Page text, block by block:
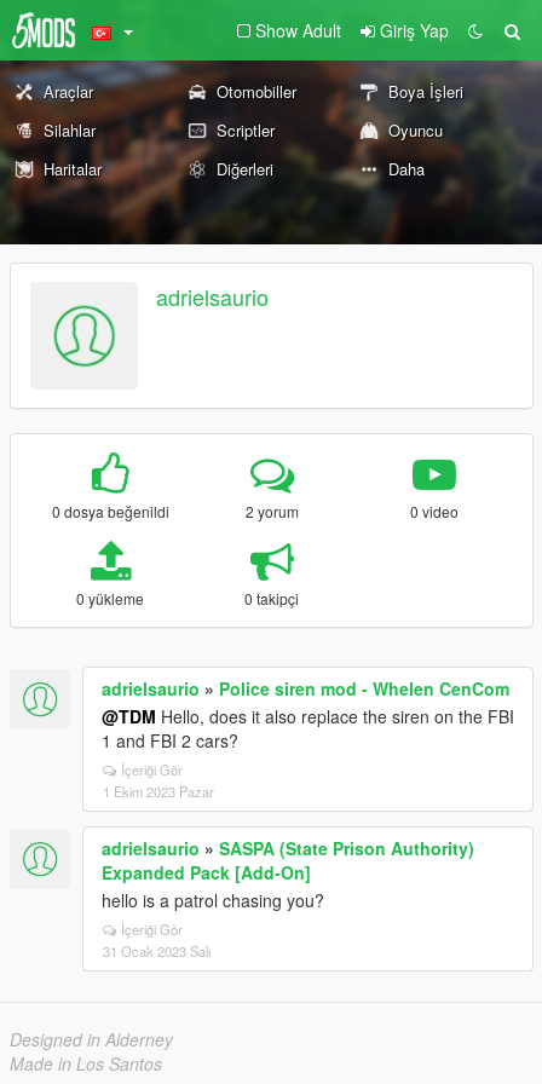
Show Adult Giriş Yap
Araçlar Otomobiller
Boya İşleri
Silahlar
Scriptler
Oyuncu
Haritalar
Diğerleri Daha
adrielsaurio
0 dosya beğenildi 2 yorum 0 video
0 yükleme 0 takipçi
adrielsaurio » Police siren mod - Whelen CenCom
@TDM Hello, does it also replace the siren on the FBI
1 and FBI 2 cars?
İçeriği Gör
1 Ekim 2023 Pazar
adrielsaurio » SASPA (State Prison Authority)
Expanded Pack [Add-On]
hello is a patrol chasing you?
İçeriği Gör
31 Ocak 2023 Salı
Designed in Alderney
Made in Los Santos